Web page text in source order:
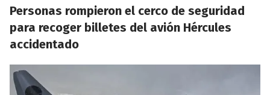
Personas rompieron el cerco de seguridad
para recoger billetes del avión Hércules
accidentado